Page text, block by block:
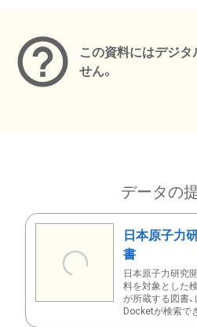
この資料にはデジ
せん。
データの
日本原子力
書
日本原子力研究
料を対象とした
が所蔵する図書、
Docketが検索で